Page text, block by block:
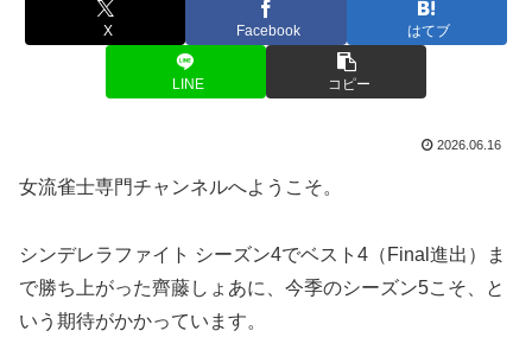
X Facebook はてブ
LINE コピー
2026.06.16
女流雀士専門チャンネルへようこそ。
シンデレラファイト シーズン4でベスト4（Final進出）ま
で勝ち上がった齊藤しょあに、今季のシーズン5こそ、と
いう期待がかかっています。